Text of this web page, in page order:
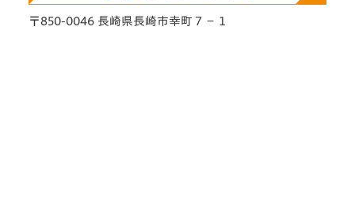
〒850-0046 長崎県長崎市幸町７−１